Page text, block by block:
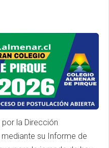
la Dirección
su Informe de